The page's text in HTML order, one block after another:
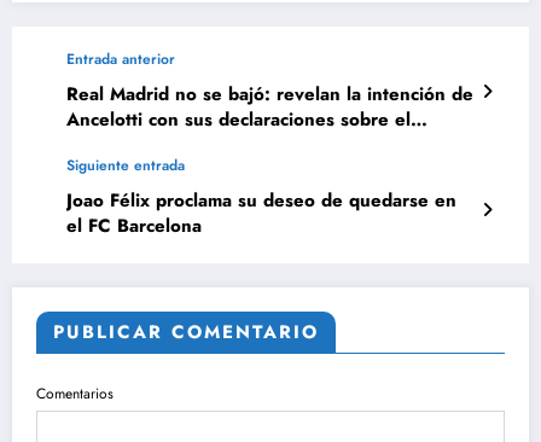
Entrada anterior
Real Madrid no se bajó: revelan la intención de
Ancelotti con sus declaraciones sobre el
Siguiente entrada
Joao Félix proclama su deseo de quedarse en
el FC Barcelona
PUBLICAR COMENTARIO
Comentarios